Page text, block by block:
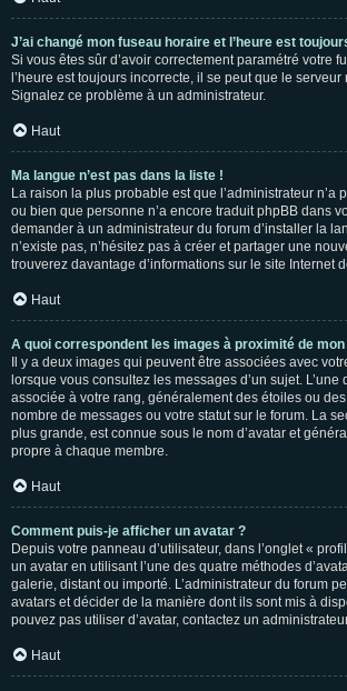
J’ai changé mon fuseau horaire et l’heure est
Si vous êtes sûr d’avoir correctement paramétré votre
l’heure est toujours incorrecte, il se peut que le serveur
Signalez ce problème à un administrateur.
Haut
Ma langue n’est pas dans la liste !
La raison la plus probable est que l’administrateur n’a
ou bien que personne n’a encore traduit phpBB dans
demander à un administrateur du forum d’installer la
n’existe pas, n’hésitez pas à créer et partager une
trouverez davantage d’informations sur le site Internet
Haut
A quoi correspondent les images à proximité de mon
Il y a deux images qui peuvent être associées avec
lorsque vous consultez les messages d’un sujet. L’une
associée à votre rang, généralement des étoiles ou
nombre de messages ou votre statut sur le forum. La
plus grande, est connue sous le nom d’avatar et
propre à chaque membre.
Haut
Comment puis-je afficher un avatar ?
Depuis votre panneau d’utilisateur, dans l’onglet «
un avatar en utilisant l’une des quatre méthodes
galerie, distant ou importé. L’administrateur du forum
avatars et décider de la manière dont ils sont mis à
pouvez pas utiliser d’avatar, contactez un
Haut